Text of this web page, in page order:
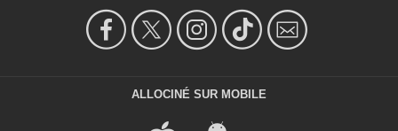
ALLOCINÉ SUR MOBILE